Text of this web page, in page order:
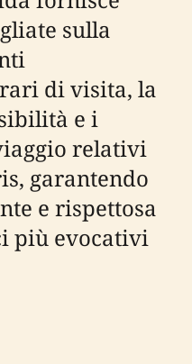
sulla
di visita, la
e i
relativi
garantendo
e rispettosa
più evocativi